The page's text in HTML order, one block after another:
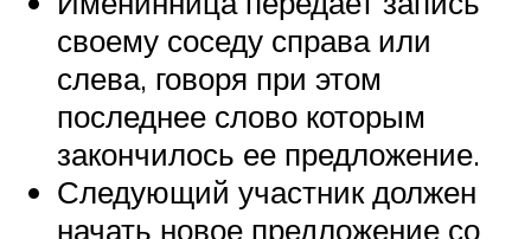
своему соседу справа или
слева, говоря при этом
последнее слово которым
закончилось ее предложение.
Следующий участник должен
начать новое предложение со